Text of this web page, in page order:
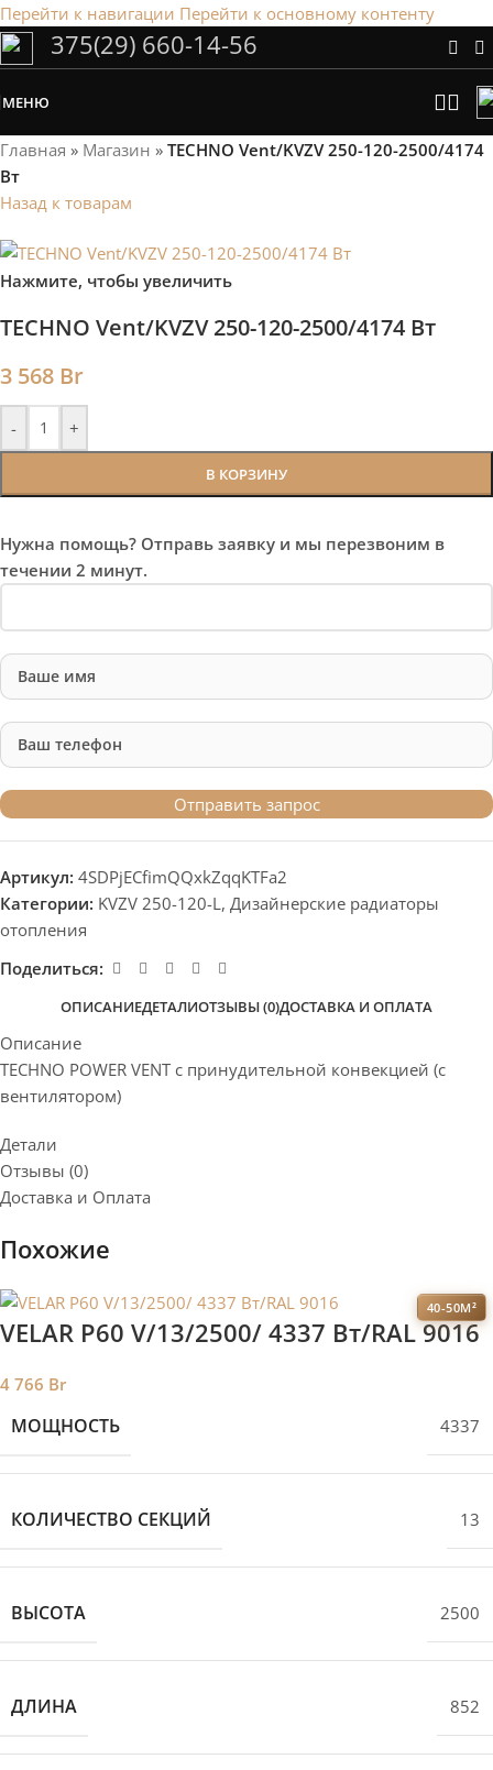
Перейти к навигации Перейти к основному контенту
Сэкономим Ваше время на подбор
Рассчитаем мощность | Предложим от 3х вариантов | В
наличии и под заказ
Скидки от 5%
375(29) 660-14-56
МЕНЮ
Главная » Магазин » TECHNO Vent/KVZV 250-120-2500/4174
Вт
Назад к товарам
Нажмите, чтобы увеличить
TECHNO Vent/KVZV 250-120-2500/4174 Вт
3 568 Br
- +
В КОРЗИНУ
Нужна помощь? Отправь заявку и мы перезвоним в
течении 2 минут.
Артикул: 4SDPjECfimQQxkZqqKTFa2
Категории: KVZV 250-120-L , Дизайнерские радиаторы
отопления
Поделиться:
ОПИСАНИЕДЕТАЛИОТЗЫВЫ (0)ДОСТАВКА И ОПЛАТА
Описание
TECHNO POWER VENT с принудительной конвекцией (c
вентилятором)
Детали
Отзывы (0)
Доставка и Оплата
Похожие
40-50М²
VELAR P60 V/13/2500/ 4337 Bт/RAL 9016
4 766 Br
МОЩНОСТЬ 4337
КОЛИЧЕСТВО СЕКЦИЙ 13
ВЫСОТА 2500
ДЛИНА 852